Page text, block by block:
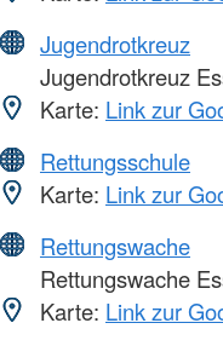
Jugendrotkreuz
Jugendrotkreuz
Karte: Link zur
Rettungsschule
Karte: Link zur
Rettungswache
Rettungswache
Karte: Link zur